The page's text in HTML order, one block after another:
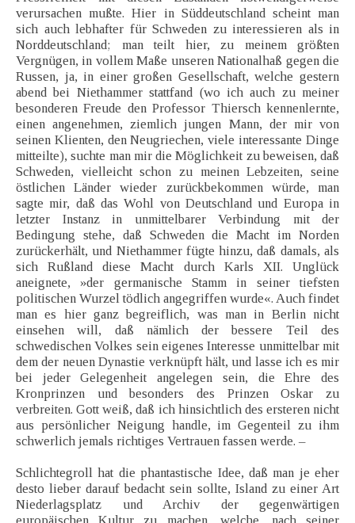
verursachen mußte. Hier in Süddeutschland scheint man
sich auch lebhafter für Schweden zu interessieren als in
Norddeutschland; man teilt hier, zu meinem größten
Vergnügen, in vollem Maße unseren Nationalhaß gegen die
Russen, ja, in einer großen Gesellschaft, welche gestern
abend bei Niethammer stattfand (wo ich auch zu meiner
besonderen Freude den Professor Thiersch kennenlernte,
einen angenehmen, ziemlich jungen Mann, der mir von
seinen Klienten, den Neugriechen, viele interessante Dinge
mitteilte), suchte man mir die Möglichkeit zu beweisen, daß
Schweden, vielleicht schon zu meinen Lebzeiten, seine
östlichen Länder wieder zurückbekommen würde, man
sagte mir, daß das Wohl von Deutschland und Europa in
letzter Instanz in unmittelbarer Verbindung mit der
Bedingung stehe, daß Schweden die Macht im Norden
zurückerhält, und Niethammer fügte hinzu, daß damals, als
sich Rußland diese Macht durch Karls XII. Unglück
aneignete, »der germanische Stamm in seiner tiefsten
politischen Wurzel tödlich angegriffen wurde«. Auch findet
man es hier ganz begreiflich, was man in Berlin nicht
einsehen will, daß nämlich der bessere Teil des
schwedischen Volkes sein eigenes Interesse unmittelbar mit
dem der neuen Dynastie verknüpft hält, und lasse ich es mir
bei jeder Gelegenheit angelegen sein, die Ehre des
Kronprinzen und besonders des Prinzen Oskar zu
verbreiten. Gott weiß, daß ich hinsichtlich des ersteren nicht
aus persönlicher Neigung handle, im Gegenteil zu ihm
schwerlich jemals richtiges Vertrauen fassen werde. –
Schlichtegroll hat die phantastische Idee, daß man je eher
desto lieber darauf bedacht sein sollte, Island zu einer Art
Niederlagsplatz und Archiv der gegenwärtigen